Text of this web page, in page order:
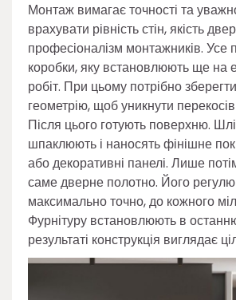
Монтаж вимагає точності та
врахувати рівність стін, якість
професіоналізм монтажників. Усе
коробки, яку встановлюють ще на
робіт. При цьому потрібно
геометрію, щоб уникнути
Після цього готують поверхню.
шпаклюють і наносять фінішне
або декоративні панелі. Лише
саме дверне полотно. Його
максимально точно, до кожного
Фурнітуру встановлюють в
результаті конструкція виглядає